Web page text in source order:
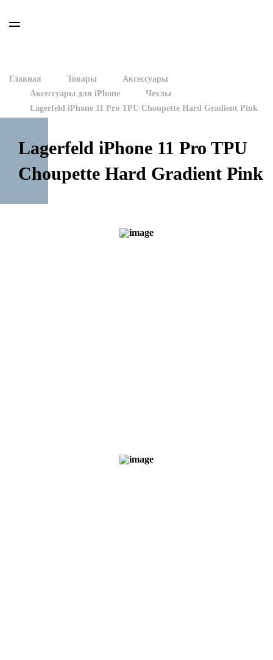
Главная Товары
Аксессуары
Аксессуары для iPhone
Чехлы
Lagerfeld iPhone 11 Pro TPU Choupette Hard Gradient Pink
Lagerfeld iPhone 11 Pro TPU
Choupette Hard Gradient Pink